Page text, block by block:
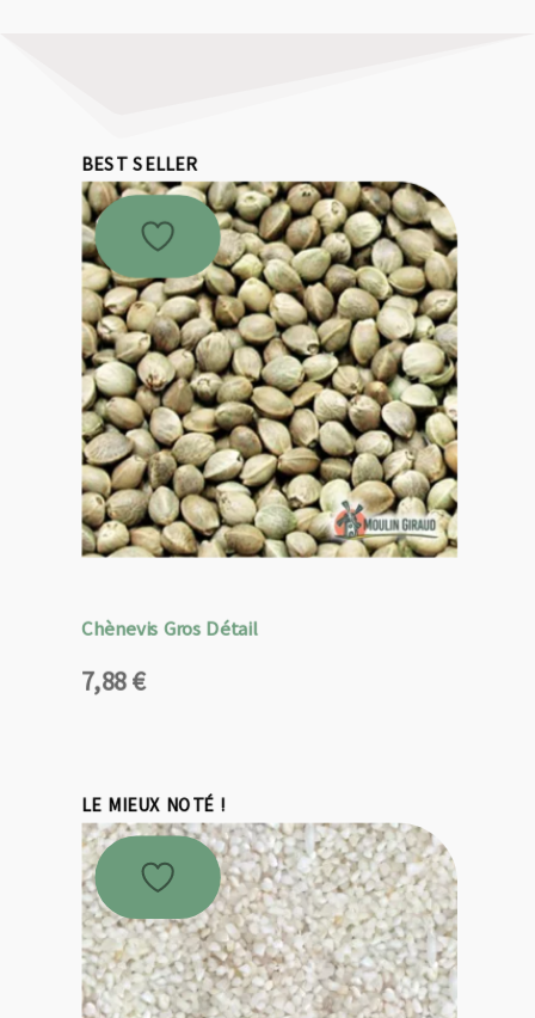
BEST SELLER
Chènevis Gros Détail
7,88€
LE MIEUX NOTÉ !